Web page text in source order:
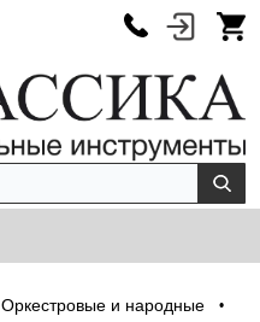
Оркестровые и народные •